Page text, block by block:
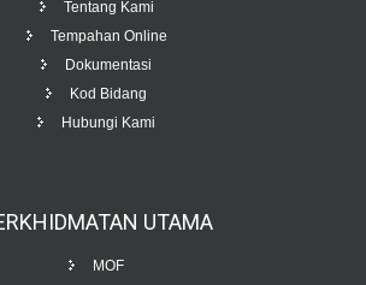
Tentang Kami
Tempahan Online
Dokumentasi
Kod Bidang
Hubungi Kami
UTAMA
MOF